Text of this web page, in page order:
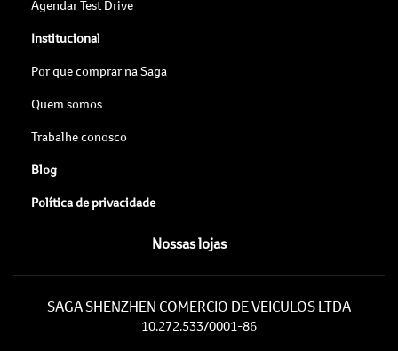
Agendar Test Drive
Institucional
Por que comprar na Saga
Quem somos
Trabalhe conosco
Blog
Política de privacidade
Nossas lojas
SAGA SHENZHEN COMERCIO DE VEICULOS LTDA
10.272.533/0001-86